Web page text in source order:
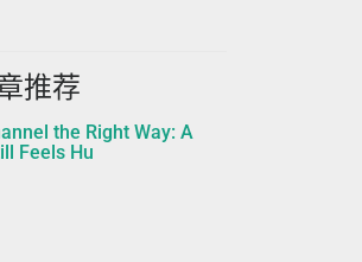
推荐
the Right Way: A
Feels Hu